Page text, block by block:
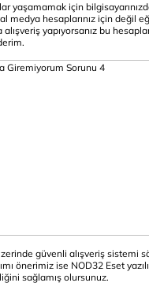
yaşamamak için
medya hesaplarınız için değil
alışveriş yapıyorsanız bu
güvenli alışveriş sistemi
önerimiz ise NOD32 Eset
sağlamış olursunuz.